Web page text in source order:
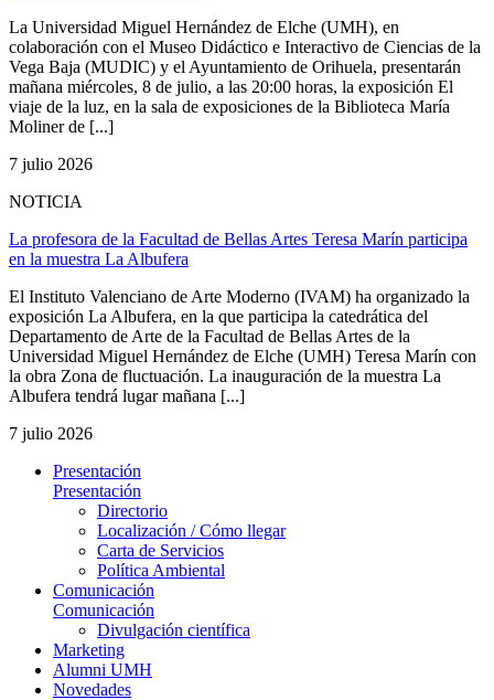
La Universidad Miguel Hernández de Elche (UMH), en
colaboración con el Museo Didáctico e Interactivo de Ciencias de la
Vega Baja (MUDIC) y el Ayuntamiento de Orihuela, presentarán
mañana miércoles, 8 de julio, a las 20:00 horas, la exposición El
viaje de la luz, en la sala de exposiciones de la Biblioteca María
Moliner de [...]
7 julio 2026
NOTICIA
La profesora de la Facultad de Bellas Artes Teresa Marín participa
en la muestra La Albufera
El Instituto Valenciano de Arte Moderno (IVAM) ha organizado la
exposición La Albufera, en la que participa la catedrática del
Departamento de Arte de la Facultad de Bellas Artes de la
Universidad Miguel Hernández de Elche (UMH) Teresa Marín con
la obra Zona de fluctuación. La inauguración de la muestra La
Albufera tendrá lugar mañana [...]
7 julio 2026
Presentación
Presentación
Directorio
Localización / Cómo llegar
Carta de Servicios
Política Ambiental
Comunicación
Comunicación
Divulgación científica
Marketing
Alumni UMH
Novedades